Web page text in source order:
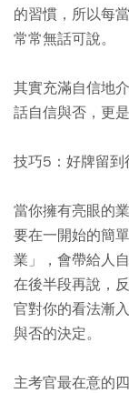
的習慣，所以每
常常無話可說。
其實充滿自信地
話自信與否，更
技巧5：好牌留到
當你擁有亮眼的
要在一開始的簡
業」，會帶給人
在後半段再說，
官對你的看法漸
與否的決定。
主考官最在意的